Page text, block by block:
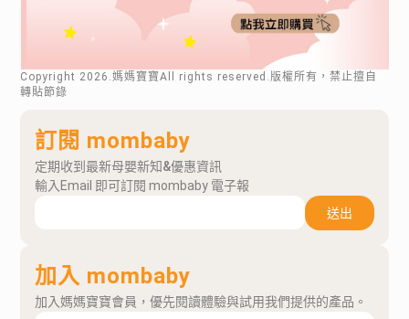
Copyright 2026 .媽媽寶寶All rights reserved.版權所有，禁止擅自
轉貼節錄
訂閱 mombaby
定期收到最新母嬰新知&優惠資訊
輸入Email 即可訂閱 mombaby 電子報
送出
加入 mombaby
加入媽媽寶寶會員，優先閱讀體驗與試用我們提供的產品。